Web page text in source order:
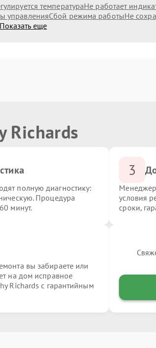
температураНе работает
управленияСбой режима работыНе
Показать еще
Richards
полную диагностику:
Процедура
минут.
3
условия
сроки,
вы забираете или
на дом исправное
Richards с гарантийным